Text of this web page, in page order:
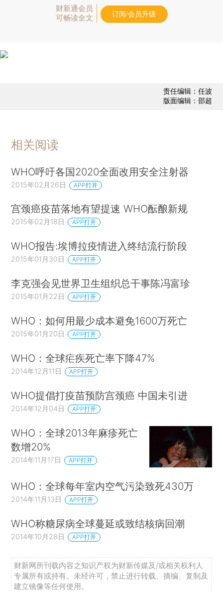
财新通会员
可畅读全文
订阅/会员升级
责任编辑：任波
版面编辑：邵超
相关阅读
WHO呼吁各国2020全面改用安全注射器
2015年02月26日 APP打开
宫颈癌疫苗落地有望提速 WHO酝酿新规
2015年02月18日 APP打开
WHO报告:埃博拉疫情进入终结流行阶段
2015年01月30日 APP打开
李克强会见世界卫生组织总干事陈冯富珍
2015年01月22日 APP打开
WHO：如何用最少成本避免1600万死亡
2015年01月20日 APP打开
WHO：全球疟疾死亡率下降47%
2014年12月11日 APP打开
WHO提倡打疫苗预防宫颈癌 中国未引进
2014年12月04日 APP打开
WHO：全球2013年麻疹死亡
数增20%
2014年11月17日 APP打开
WHO：全球每年室内空气污染致死430万
2014年11月13日 APP打开
WHO称糖尿病全球蔓延或致结核病回潮
2014年10月28日 APP打开
财新网所刊载内容之知识产权为财新传媒及/或相关权利人
专属所有或持有。未经许可，禁止进行转载、摘编、复制及
建立镜像等任何使用。